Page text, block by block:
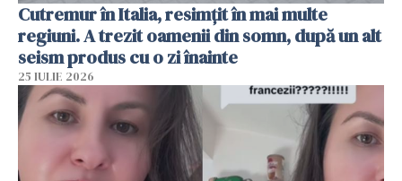
Cutremur în Italia, resimțit în mai multe
regiuni. A trezit oamenii din somn, după un alt
seism produs cu o zi înainte
25 IULIE 2026